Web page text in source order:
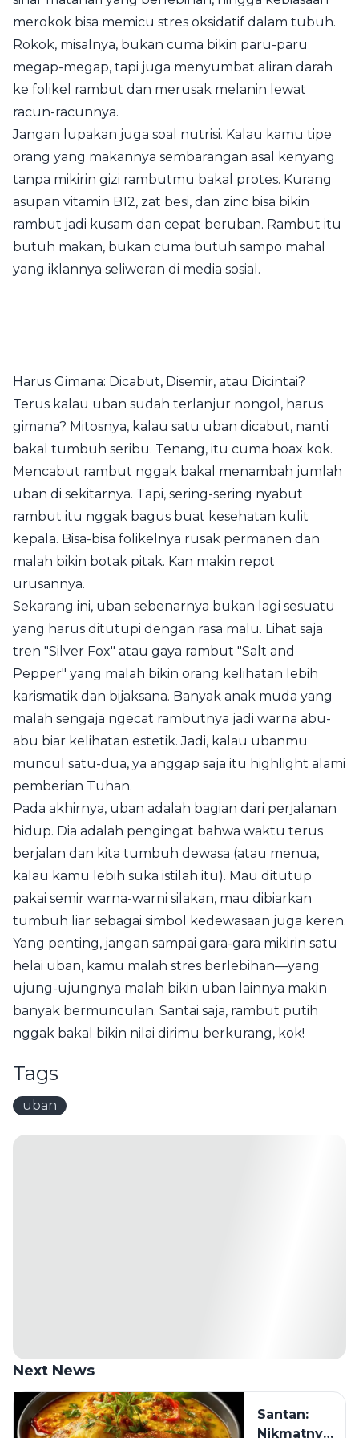
merokok bisa memicu stres oksidatif dalam tubuh.
Rokok, misalnya, bukan cuma bikin paru-paru
megap-megap, tapi juga menyumbat aliran darah
ke folikel rambut dan merusak melanin lewat
racun-racunnya.
Jangan lupakan juga soal nutrisi. Kalau kamu tipe
orang yang makannya sembarangan asal kenyang
tanpa mikirin gizi rambutmu bakal protes. Kurang
asupan vitamin B12, zat besi, dan zinc bisa bikin
rambut jadi kusam dan cepat beruban. Rambut itu
butuh makan, bukan cuma butuh sampo mahal
yang iklannya seliweran di media sosial.
Harus Gimana: Dicabut, Disemir, atau Dicintai?
Terus kalau uban sudah terlanjur nongol, harus
gimana? Mitosnya, kalau satu uban dicabut, nanti
bakal tumbuh seribu. Tenang, itu cuma hoax kok.
Mencabut rambut nggak bakal menambah jumlah
uban di sekitarnya. Tapi, sering-sering nyabut
rambut itu nggak bagus buat kesehatan kulit
kepala. Bisa-bisa folikelnya rusak permanen dan
malah bikin botak pitak. Kan makin repot
urusannya.
Sekarang ini, uban sebenarnya bukan lagi sesuatu
yang harus ditutupi dengan rasa malu. Lihat saja
tren "Silver Fox" atau gaya rambut "Salt and
Pepper" yang malah bikin orang kelihatan lebih
karismatik dan bijaksana. Banyak anak muda yang
malah sengaja ngecat rambutnya jadi warna abu-
abu biar kelihatan estetik. Jadi, kalau ubanmu
muncul satu-dua, ya anggap saja itu highlight alami
pemberian Tuhan.
Pada akhirnya, uban adalah bagian dari perjalanan
hidup. Dia adalah pengingat bahwa waktu terus
berjalan dan kita tumbuh dewasa (atau menua,
kalau kamu lebih suka istilah itu). Mau ditutup
pakai semir warna-warni silakan, mau dibiarkan
tumbuh liar sebagai simbol kedewasaan juga keren.
Yang penting, jangan sampai gara-gara mikirin satu
helai uban, kamu malah stres berlebihan—yang
ujung-ujungnya malah bikin uban lainnya makin
banyak bermunculan. Santai saja, rambut putih
nggak bakal bikin nilai dirimu berkurang, kok!
Tags
uban
Next News
Santan:
Nikmatnya